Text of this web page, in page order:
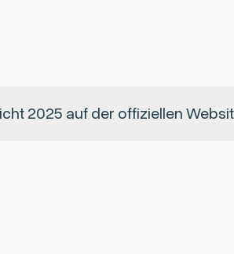
2025 auf der offiziellen